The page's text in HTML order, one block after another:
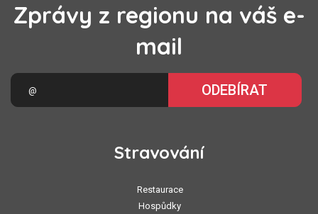
Zprávy z regionu na váš e-
mail
ODEBÍRAT
Stravování
Restaurace
Hospůdky